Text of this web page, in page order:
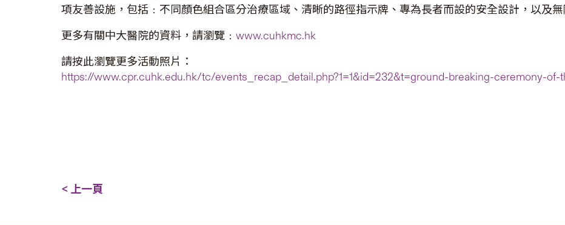
項友善設施，包括﹕不同顏色組合區分治療區域、清晰的路徑指示牌、專為長者而設的安全設計，以及無
更多有關中大醫院的資料，請瀏覽﹕ www.cuhkmc.hk
請按此瀏覽更多活動照片：
https://www.cpr.cuhk.edu.hk/tc/events_recap_detail.php?1=1&id=232&t=ground-breaking-ceremony-
< 上一頁